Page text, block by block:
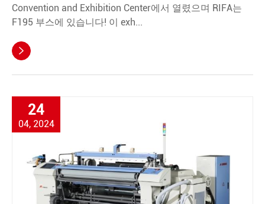
Convention and Exhibition Center에서 열렸으며 RIFA는
F195 부스에 있습니다! 이 exh...

24
04, 2024